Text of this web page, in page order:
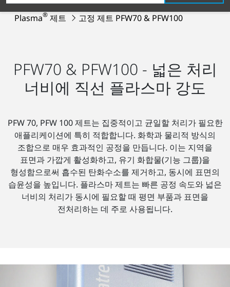
제품 및 서비스
플라스마 시스템
Openair-
Plasma® 제트 고정 제트 PFW70 & PFW100
PFW70 & PFW100 - 넓은 처리
너비에 직선 플라스마 강도
PFW 70, PFW 100 제트는 집중적이고 균일할 처리가 필요한
애플리케이션에 특히 적합합니다. 화학과 물리적 방식의
조합으로 매우 효과적인 공정을 만듭니다. 이는 지역을
표면과 가깝게 활성화하고, 유기 화합물(기능 그룹)을
형성함으로써 흡수된 탄화수소를 제거하고, 동시에 표면의
습윤성을 높입니다. 플라스마 제트는 빠른 공정 속도와 넓은
너비의 처리가 동시에 필요할 때 평면 부품과 표면을
전처리하는 데 주로 사용됩니다.